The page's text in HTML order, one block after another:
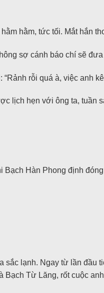
hằm, tức tối. Mắt hắn
sợ cánh báo chí sẽ đưa
rỗi quá à, việc anh
lịch hẹn với ông ta, tuần
Hàn Phong định
lạnh. Ngay từ lần đầu
Từ Lăng, rốt cuộc